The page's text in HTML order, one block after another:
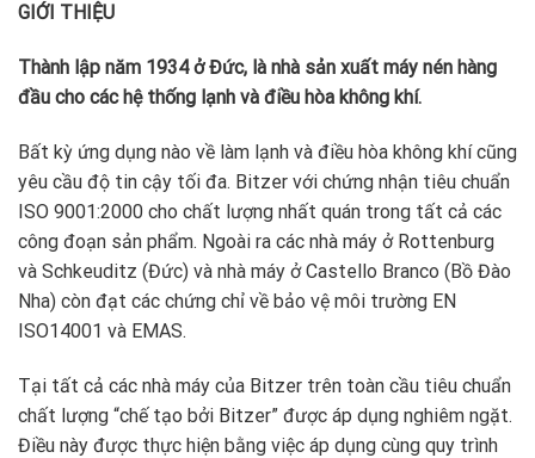
GIỚI THIỆU
Thành lập năm 1934 ở Đức, là nhà sản xuất máy nén hàng
đầu cho các hệ thống lạnh và điều hòa không khí.
Bất kỳ ứng dụng nào về làm lạnh và điều hòa không khí cũng
yêu cầu độ tin cậy tối đa. Bitzer với chứng nhận tiêu chuẩn
ISO 9001:2000 cho chất lượng nhất quán trong tất cả các
công đoạn sản phẩm. Ngoài ra các nhà máy ở Rottenburg
và Schkeuditz (Đức) và nhà máy ở Castello Branco (Bồ Đào
Nha) còn đạt các chứng chỉ về bảo vệ môi trường EN
ISO14001 và EMAS.
Tại tất cả các nhà máy của Bitzer trên toàn cầu tiêu chuẩn
chất lượng “chế tạo bởi Bitzer” được áp dụng nghiêm ngặt.
Điều này được thực hiện bằng việc áp dụng cùng quy trình